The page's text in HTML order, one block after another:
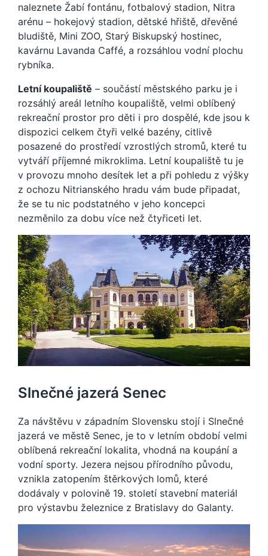
naleznete Žabí fontánu, fotbalový stadion, Nitra
arénu – hokejový stadion, dětské hřiště, dřevěné
bludiště, Mini ZOO, Starý Biskupský hostinec,
kavárnu Lavanda Caffé, a rozsáhlou vodní plochu
rybníka.
Letní koupaliště – součástí městského parku je i
rozsáhlý areál letního koupaliště, velmi oblíbený
rekreační prostor pro děti i pro dospělé, kde jsou k
dispozici celkem čtyři velké bazény, citlivě
posazené do prostředí vzrostlých stromů, které tu
vytváří příjemné mikroklima. Letní koupaliště tu je
v provozu mnoho desítek let a při pohledu z výšky
z ochozu Nitrianského hradu vám bude připadat,
že se tu nic podstatného v jeho koncepci
nezměnilo za dobu více než čtyřiceti let.
Slnečné jazerá Senec
Za návštěvu v západním Slovensku stojí i Slnečné
jazerá ve městě Senec, je to v letním období velmi
oblíbená rekreační lokalita, vhodná na koupání a
vodní sporty. Jezera nejsou přírodního původu,
vznikla zatopením štěrkových lomů, které
dodávaly v polovině 19. století stavební materiál
pro výstavbu železnice z Bratislavy do Galanty.